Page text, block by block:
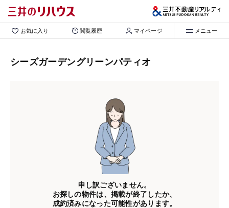
お気に入り 閲覧履歴 マイページ メニュー
シーズガーデングリーンパティオ
申し訳ございません。
お探しの物件は、掲載が終了したか、
成約済みになった可能性があります。